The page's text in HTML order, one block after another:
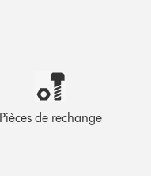
Pièces de rechange